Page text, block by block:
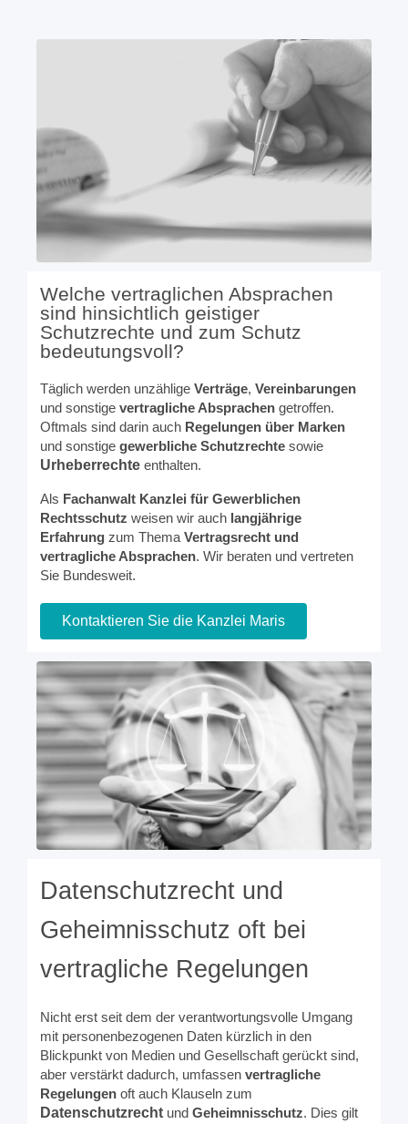
Welche vertraglichen Absprachen
sind hinsichtlich geistiger
Schutzrechte und zum Schutz
bedeutungsvoll?
Täglich werden unzählige Verträge, Vereinbarungen
und sonstige vertragliche Absprachen getroffen.
Oftmals sind darin auch Regelungen über Marken
und sonstige gewerbliche Schutzrechte sowie
Urheberrechte enthalten.
Als Fachanwalt Kanzlei für Gewerblichen
Rechtsschutz weisen wir auch langjährige
Erfahrung zum Thema Vertragsrecht und
vertragliche Absprachen. Wir beraten und vertreten
Sie Bundesweit.
Kontaktieren Sie die Kanzlei Maris
Datenschutzrecht und
Geheimnisschutz oft bei
vertragliche Regelungen
Nicht erst seit dem der verantwortungsvolle Umgang
mit personenbezogenen Daten kürzlich in den
Blickpunkt von Medien und Gesellschaft gerückt sind,
aber verstärkt dadurch, umfassen vertragliche
Regelungen oft auch Klauseln zum
Datenschutzrecht und Geheimnisschutz. Dies gilt